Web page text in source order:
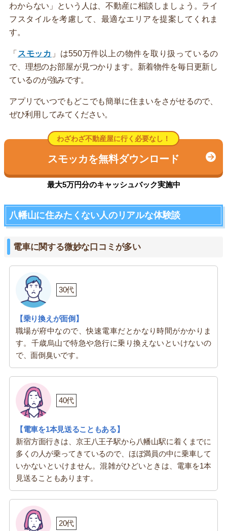
わからない」という人は、不動産に相談しましょう。ライ
フスタイルを考慮して、最適なエリアを提案してくれま
す。
「 スモッカ 」は550万件以上の物件を取り扱っているの
で、理想のお部屋が見つかります。新着物件を毎日更新し
ているのが強みです。
アプリでいつでもどこでも簡単に住まいをさがせるので、
ぜひ利用してみてください。
わざわざ不動産屋に行く必要なし！
スモッカを無料ダウンロード
最大5万円分のキャッシュバック実施中
八幡山に住みたくない人のリアルな体験談
電車に関する微妙な口コミが多い
30代
【乗り換えが面倒】
職場が府中なので、快速電車だとかなり時間がかかりま
す。千歳烏山で特急や急行に乗り換えないといけないの
で、面倒臭いです。
40代
【電車を1本見送ることもある】
新宿方面行きは、京王八王子駅から八幡山駅に着くまでに
多くの人が乗ってきているので、ほぼ満員の中に乗車して
いかないといけません。混雑がひどいときは、電車を1本
見送ることもあります。
20代